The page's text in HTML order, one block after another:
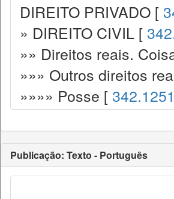
DIREITO PRIVADO [
» DIREITO CIVIL [
»» Direitos reais.
»»» Outros direitos
»»»» Posse [ 342.1251
Publicação: Texto - Português